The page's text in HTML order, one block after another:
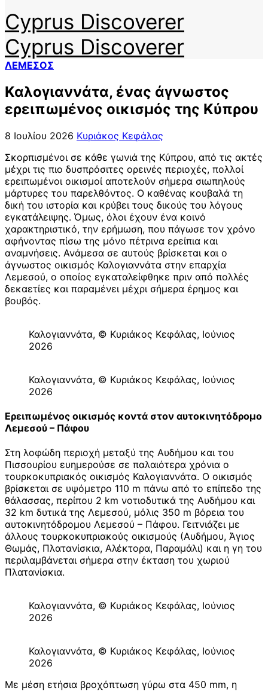
Cyprus Discoverer
Cyprus Discoverer
ΛΕΜΕΣΟΣ
Καλογιαννάτα, ένας άγνωστος
ερειπωμένος οικισμός της Κύπρου
8 Ιουλίου 2026 Κυριάκος Κεφάλας
Σκορπισμένοι σε κάθε γωνιά της Κύπρου, από τις ακτές
μέχρι τις πιο δυσπρόσιτες ορεινές περιοχές, πολλοί
ερειπωμένοι οικισμοί αποτελούν σήμερα σιωπηλούς
μάρτυρες του παρελθόντος. Ο καθένας κουβαλά τη
δική του ιστορία και κρύβει τους δικούς του λόγους
εγκατάλειψης. Όμως, όλοι έχουν ένα κοινό
χαρακτηριστικό, την ερήμωση, που πάγωσε τον χρόνο
αφήνοντας πίσω της μόνο πέτρινα ερείπια και
αναμνήσεις. Ανάμεσα σε αυτούς βρίσκεται και ο
άγνωστος οικισμός Καλογιαννάτα στην επαρχία
Λεμεσού, ο οποίος εγκαταλείφθηκε πριν από πολλές
δεκαετίες και παραμένει μέχρι σήμερα έρημος και
βουβός.
Καλογιαννάτα, © Κυριάκος Κεφάλας, Ιούνιος
2026
Καλογιαννάτα, © Κυριάκος Κεφάλας, Ιούνιος
2026
Ερειπωμένος οικισμός κοντά στον αυτοκινητόδρομο
Λεμεσού – Πάφου
Στη λοφώδη περιοχή μεταξύ της Αυδήμου και του
Πισσουρίου ευημερούσε σε παλαιότερα χρόνια ο
τουρκοκυπριακός οικισμός Καλογιαννάτα. Ο οικισμός
βρίσκεται σε υψόμετρο 110 m πάνω από το επίπεδο της
θάλασσας, περίπου 2 km νοτιοδυτικά της Αυδήμου και
32 km δυτικά της Λεμεσού, μόλις 350 m βόρεια του
αυτοκινητόδρομου Λεμεσού – Πάφου. Γειτνιάζει με
άλλους τουρκοκυπριακούς οικισμούς (Αυδήμου, Άγιος
Θωμάς, Πλατανίσκια, Αλέκτορα, Παραμάλι) και η γη του
περιλαμβάνεται σήμερα στην έκταση του χωριού
Πλατανίσκια.
Καλογιαννάτα, © Κυριάκος Κεφάλας, Ιούνιος
2026
Καλογιαννάτα, © Κυριάκος Κεφάλας, Ιούνιος
2026
Με μέση ετήσια βροχόπτωση γύρω στα 450 mm, η